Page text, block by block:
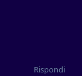
Rispondi